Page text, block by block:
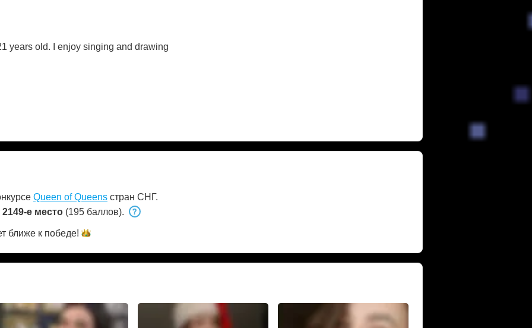
years old. I enjoy singing and drawing
Queen of Queens стран СНГ.
2149-е место (195 баллов).
ближе к победе!